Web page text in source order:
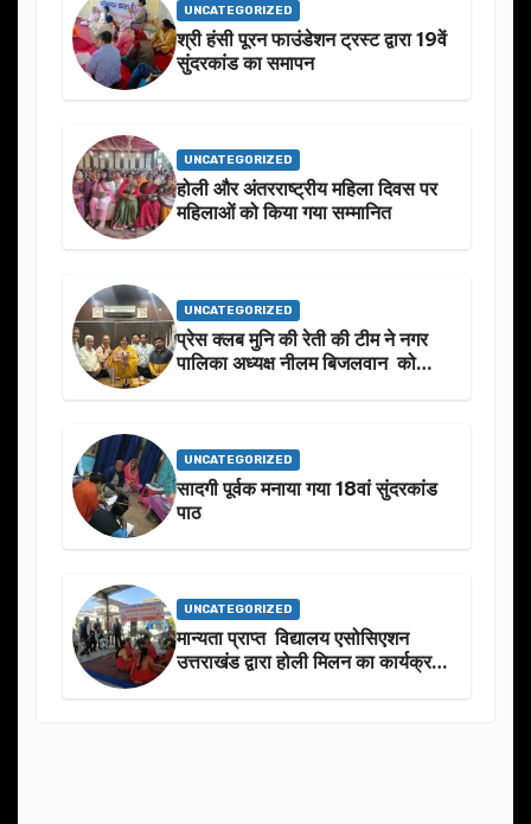
UNCATEGORIZED
श्री हंसी पूरन फाउंडेशन ट्रस्ट द्वारा 19वें
सुंदरकांड का समापन
UNCATEGORIZED
होली और अंतरराष्ट्रीय महिला दिवस पर
महिलाओं को किया गया सम्मानित
UNCATEGORIZED
प्रेस क्लब मुनि की रेती की टीम ने नगर
पालिका अध्यक्ष नीलम बिजलवान को
UNCATEGORIZED
सादगी पूर्वक मनाया गया 18वां सुंदरकांड
पाठ
UNCATEGORIZED
मान्यता प्राप्त विद्यालय एसोसिएशन
उत्तराखंड द्वारा होली मिलन का कार्यक्रम